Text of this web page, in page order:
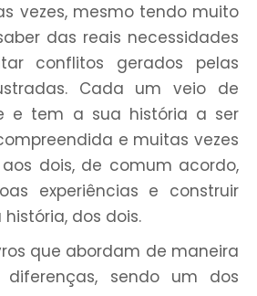
vezes, mesmo tendo muito
das reais necessidades
conflitos gerados pelas
Cada um veio de
e tem a sua história a ser
e muitas vezes
dois, de comum acordo,
experiências e construir
dos dois.
que abordam de maneira
diferenças, sendo um dos